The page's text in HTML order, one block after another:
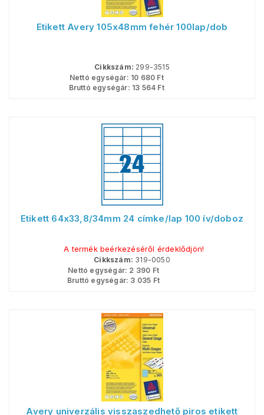
Etikett Avery 105x48mm fehér 100lap/dob
Cikkszám: 299-3515
Nettó egységár: 10 680 Ft
Bruttó egységár: 13 564 Ft
Etikett 64x33,8/34mm 24 címke/lap 100 ív/doboz
A termék beérkezéséről érdeklődjön!
Cikkszám: 319-0050
Nettó egységár: 2 390 Ft
Bruttó egységár: 3 035 Ft
Avery univerzális visszaszedhető piros etikett